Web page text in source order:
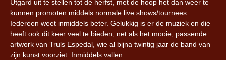
Utgard uit te stellen tot de herfst, met de hoop het dan weer te
kunnen promoten middels normale live shows/tournees.
Iedereen weet inmiddels beter. Gelukkig is er de muziek en die
heeft ook dit keer veel te bieden, net als het mooie, passende
artwork van Truls Espedal, wie al bijna twintig jaar de band van
zijn kunst voorziet. Inmiddels vallen